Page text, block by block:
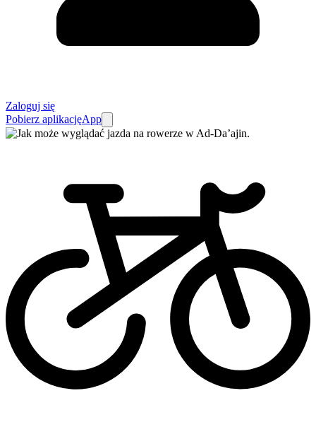
Zaloguj się
Pobierz aplikacjęApp